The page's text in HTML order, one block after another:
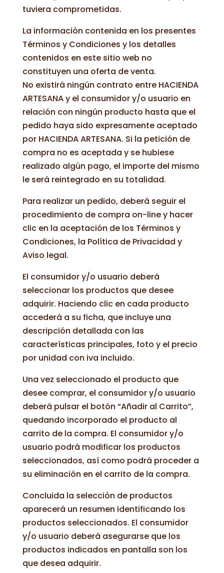
tuviera comprometidas.
La información contenida en los presentes
Términos y Condiciones y los detalles
contenidos en este sitio web no
constituyen una oferta de venta.
No existirá ningún contrato entre HACIENDA
ARTESANA y el consumidor y/o usuario en
relación con ningún producto hasta que el
pedido haya sido expresamente aceptado
por HACIENDA ARTESANA. Si la petición de
compra no es aceptada y se hubiese
realizado algún pago, el importe del mismo
le será reintegrado en su totalidad.
Para realizar un pedido, deberá seguir el
procedimiento de compra on-line y hacer
clic en la aceptación de los Términos y
Condiciones, la Política de Privacidad y
Aviso legal.
El consumidor y/o usuario deberá
seleccionar los productos que desee
adquirir. Haciendo clic en cada producto
accederá a su ficha, que incluye una
descripción detallada con las
características principales, foto y el precio
por unidad con iva incluido.
Una vez seleccionado el producto que
desee comprar, el consumidor y/o usuario
deberá pulsar el botón “Añadir al Carrito”,
quedando incorporado el producto al
carrito de la compra. El consumidor y/o
usuario podrá modificar los productos
seleccionados, así como podrá proceder a
su eliminación en el carrito de la compra.
Concluida la selección de productos
aparecerá un resumen identificando los
productos seleccionados. El consumidor
y/o usuario deberá asegurarse que los
productos indicados en pantalla son los
que desea adquirir.